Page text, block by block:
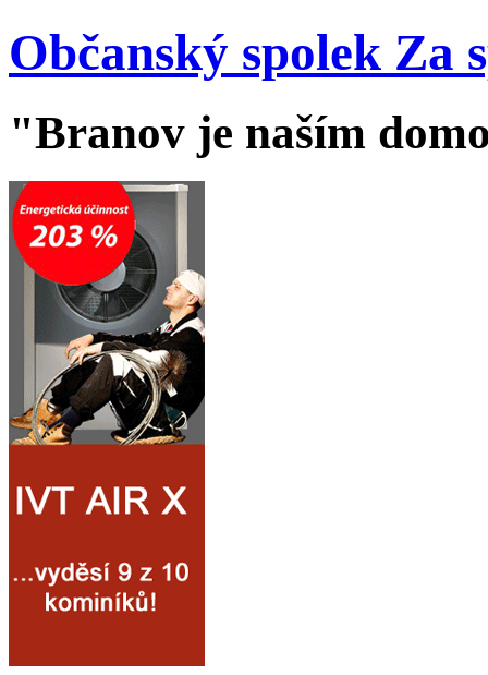
Občanský spolek Za
"Branov je naším